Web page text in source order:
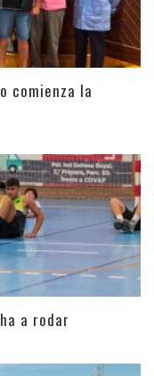
comienza la
a rodar